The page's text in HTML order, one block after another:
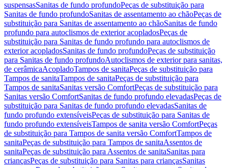
suspensasSanitas de fundo profundoPeças de substituição para
Sanitas de fundo profundoSanitas de assentamento ao chãoPeças de
substituição para Sanitas de assentamento ao chãoSanitas de fundo
profundo para autoclismos de exterior acopladosPeças de
substituição para Sanitas de fundo profundo para autoclismos de
exterior acopladosSanitas de fundo profundoPeças de substituição
para Sanitas de fundo profundoAutoclismos de exterior para sanitas,
de cerâmicaAcopladoTampos de sanitaPeças de substituição para
Tampos de sanitaTampos de sanitaPeças de substituição para
Tampos de sanitaSanitas versão ComfortPeças de substituição para
Sanitas versão ComfortSanitas de fundo profundo elevadasPeças de
substituição para Sanitas de fundo profundo elevadasSanitas de
fundo profundo extensíveisPeças de substituição para Sanitas de
fundo profundo extensíveisTampos de sanita versão ComfortPeças
de substituição para Tampos de sanita versão ComfortTampos de
sanitaPeças de substituição para Tampos de sanitaAssentos de
sanitaPeças de substituição para Assentos de sanitaSanitas para
criançasPeças de substituição para Sanitas para criançasSanitas